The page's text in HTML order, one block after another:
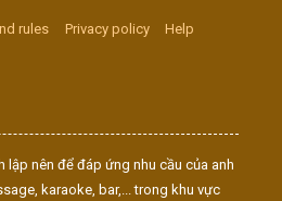
rules Privacy policy
Help
lập nên để đáp ứng nhu cầu của anh
karaoke, bar,... trong khu vực